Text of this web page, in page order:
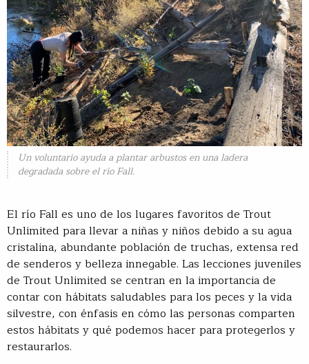
Un voluntario ayuda a plantar arbustos en una ladera
degradada sobre el río Fall.
El río Fall es uno de los lugares favoritos de Trout
Unlimited para llevar a niñas y niños debido a su agua
cristalina, abundante población de truchas, extensa red
de senderos y belleza innegable. Las lecciones juveniles
de Trout Unlimited se centran en la importancia de
contar con hábitats saludables para los peces y la vida
silvestre, con énfasis en cómo las personas comparten
estos hábitats y qué podemos hacer para protegerlos y
restaurarlos.